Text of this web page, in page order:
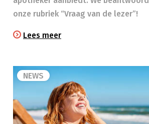
onze rubriek “Vraag van de lezer”!
Lees meer
NEWS